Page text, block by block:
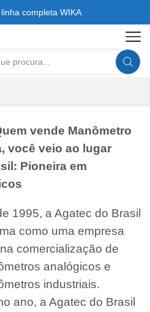
completa WIKA
Search
vende Manômetro
você veio ao lugar
Pioneira em
1995, a Agatec do Brasil
como uma empresa
comercialização de
analógicos e
industriais.
ano, a Agatec do Brasil